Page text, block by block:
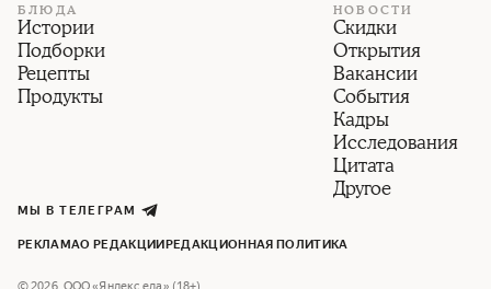
БЛЮДА
Истории
Подборки
Рецепты
Продукты
НОВОСТИ
Скидки
Открытия
Вакансии
События
Кадры
Исследования
Цитата
Другое
МЫ В ТЕЛЕГРАМ
РЕКЛАМАО РЕДАКЦИИРЕДАКЦИОННАЯ ПОЛИТИКА